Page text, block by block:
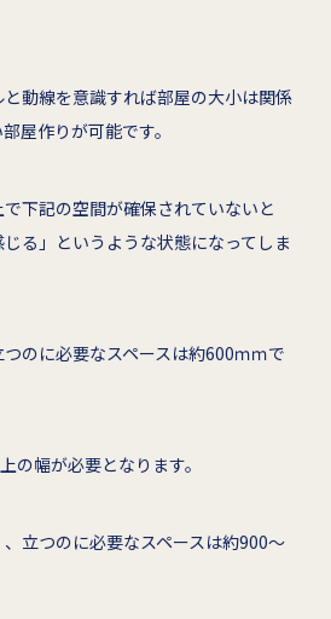
動線を意識すれば部屋の大小は関係
屋作りが可能です。
下記の空間が確保されていないと
じる」というような状態になってしま
のに必要なスペースは約600ｍｍで
の幅が必要となります。
立つのに必要なスペースは約900～